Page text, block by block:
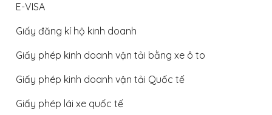
E-VISA
Giấy đăng kí hộ kinh doanh
Giấy phép kinh doanh vận tải bằng xe ô to
Giấy phép kinh doanh vận tải Quốc tế
Giấy phép lái xe quốc tế